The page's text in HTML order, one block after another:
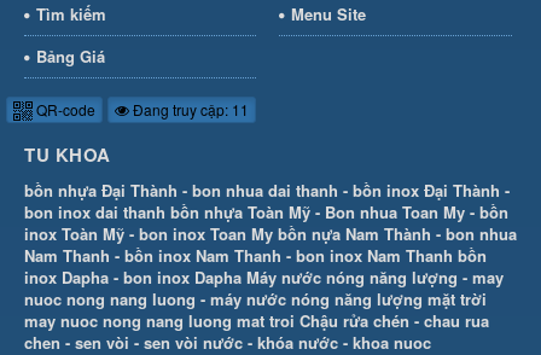
Tìm kiếm
Menu Site
Bảng Giá
QR-code Đang truy cập: 11
TU KHOA
bồn nhựa Đại Thành - bon nhua dai thanh - bồn inox Đại Thành -
bon inox dai thanh bồn nhựa Toàn Mỹ - Bon nhua Toan My - bồn
inox Toàn Mỹ - bon inox Toan My bồn nựa Nam Thành - bon nhua
Nam Thanh - bồn inox Nam Thanh - bon inox Nam Thanh bồn
inox Dapha - bon inox Dapha Máy nước nóng năng lượng - may
nuoc nong nang luong - máy nước nóng năng lượng mặt trời
may nuoc nong nang luong mat troi Chậu rửa chén - chau rua
chen - sen vòi - sen vòi nước - khóa nước - khoa nuoc